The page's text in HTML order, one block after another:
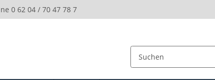
0 62 04 / 70 47 78 7